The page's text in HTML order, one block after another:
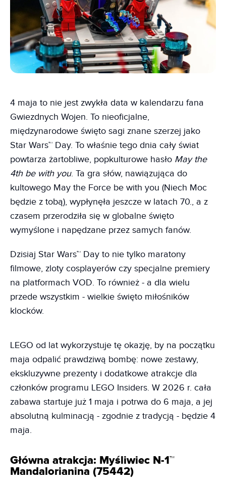
4 maja to nie jest zwykła data w kalendarzu fana
Gwiezdnych Wojen. To nieoficjalne,
międzynarodowe święto sagi znane szerzej jako
Star Wars™ Day. To właśnie tego dnia cały świat
powtarza żartobliwe, popkulturowe hasło May the
4th be with you. Ta gra słów, nawiązująca do
kultowego May the Force be with you (Niech Moc
będzie z tobą), wypłynęła jeszcze w latach 70., a z
czasem przerodziła się w globalne święto
wymyślone i napędzane przez samych fanów.
Dzisiaj Star Wars™ Day to nie tylko maratony
filmowe, zloty cosplayerów czy specjalne premiery
na platformach VOD. To również - a dla wielu
przede wszystkim - wielkie święto miłośników
klocków.
LEGO od lat wykorzystuje tę okazję, by na początku
maja odpalić prawdziwą bombę: nowe zestawy,
ekskluzywne prezenty i dodatkowe atrakcje dla
członków programu LEGO Insiders. W 2026 r. cała
zabawa startuje już 1 maja i potrwa do 6 maja, a jej
absolutną kulminacją - zgodnie z tradycją - będzie 4
maja.
Główna atrakcja: Myśliwiec N-1™
Mandalorianina (75442)